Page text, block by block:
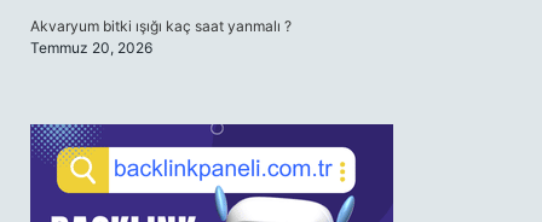
Akvaryum bitki ışığı kaç saat yanmalı ?
Temmuz 20, 2026